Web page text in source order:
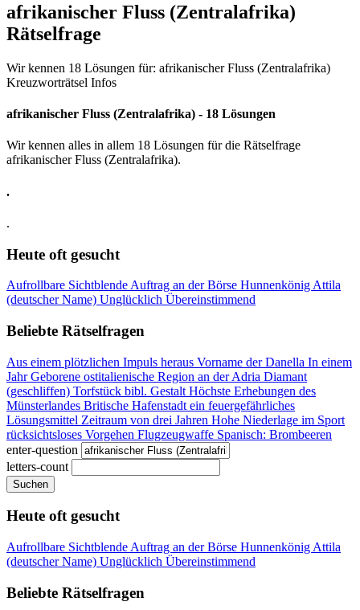
afrikanischer Fluss (Zentralafrika)
Rätselfrage
Wir kennen 18 Lösungen für: afrikanischer Fluss (Zentralafrika)
Kreuzworträtsel Infos
afrikanischer Fluss (Zentralafrika) - 18 Lösungen
Wir kennen alles in allem 18 Lösungen für die Rätselfrage
afrikanischer Fluss (Zentralafrika).
.
.
Heute oft gesucht
Aufrollbare Sichtblende Auftrag an der Börse Hunnenkönig Attila
(deutscher Name) Unglücklich Übereinstimmend
Beliebte Rätselfragen
Aus einem plötzlichen Impuls heraus Vorname der Danella In einem
Jahr Geborene ostitalienische Region an der Adria Diamant
(geschliffen) Torfstück bibl. Gestalt Höchste Erhebungen des
Münsterlandes Britische Hafenstadt ein feuergefährliches
Lösungsmittel Zeitraum von drei Jahren Hohe Niederlage im Sport
rücksichtsloses Vorgehen Flugzeugwaffe Spanisch: Brombeeren
enter-question
letters-count
Suchen
Heute oft gesucht
Aufrollbare Sichtblende Auftrag an der Börse Hunnenkönig Attila
(deutscher Name) Unglücklich Übereinstimmend
Beliebte Rätselfragen